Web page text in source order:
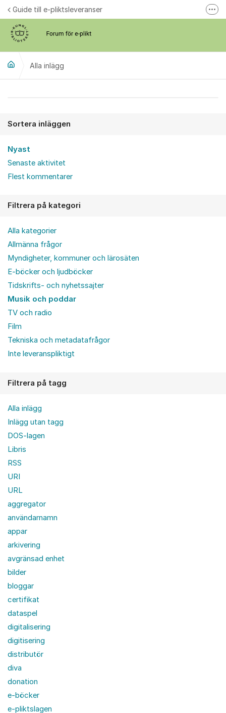
Hoppa till innehåll
Guide till e-pliktsleveranser
Alla inlägg
Sortera inläggen
Nyast
Senaste aktivitet
Flest kommentarer
Filtrera på kategori
Alla kategorier
Allmänna frågor
Myndigheter, kommuner och lärosäten
E-böcker och ljudböcker
Tidskrifts- och nyhetssajter
Musik och poddar
TV och radio
Film
Tekniska och metadatafrågor
Inte leveranspliktigt
Filtrera på tagg
Alla inlägg
Inlägg utan tagg
DOS-lagen
Libris
RSS
URI
URL
aggregator
användarnamn
appar
arkivering
avgränsad enhet
bilder
bloggar
certifikat
dataspel
digitalisering
digitisering
distributör
diva
donation
e-böcker
e-pliktslagen